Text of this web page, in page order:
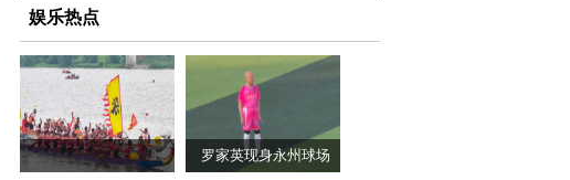
娱乐热点
罗家英现身永州球场